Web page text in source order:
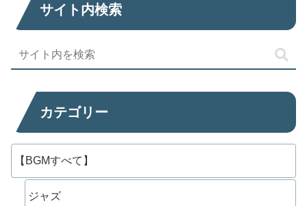
サイト内検索
カテゴリー
【BGMすべて】
ジャズ